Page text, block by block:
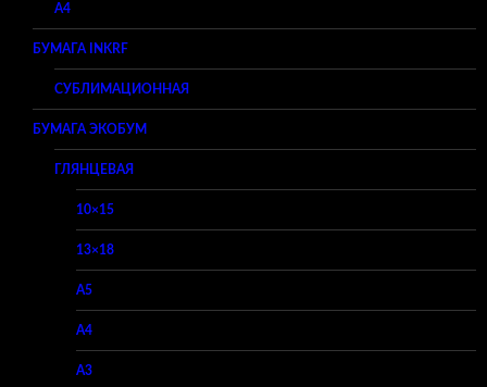
A4
БУМАГА INKRF
СУБЛИМАЦИОННАЯ
БУМАГА ЭКОБУМ
ГЛЯНЦЕВАЯ
10×15
13×18
A5
A4
A3